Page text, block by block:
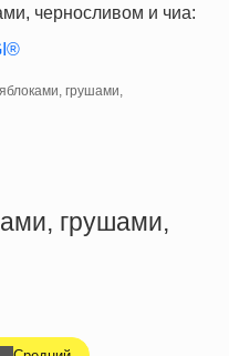
грушами,
грушами,